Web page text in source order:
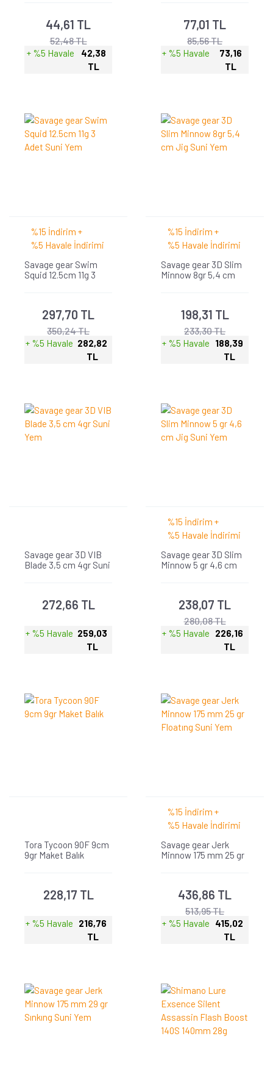
44,61 TL
52,48 TL
+ %5 Havale
42,38
TL
77,01 TL
85,56 TL
+ %5 Havale
73,16
TL
%15 İndirim +
%5 Havale İndirimi
Savage gear Swim
Squid 12.5cm 11g 3
297,70 TL
350,24 TL
+ %5 Havale 282,82
TL
%15 İndirim +
%5 Havale İndirimi
Savage gear 3D Slim
Minnow 8gr 5,4 cm
198,31 TL
233,30 TL
+ %5 Havale
188,39
TL
Savage gear 3D VIB
Blade 3,5 cm 4gr Suni
272,66 TL
+ %5 Havale 259,03
TL
%15 İndirim +
%5 Havale İndirimi
Savage gear 3D Slim
Minnow 5 gr 4,6 cm
238,07 TL
280,08 TL
+ %5 Havale
226,16
TL
Tora Tycoon 90F 9cm
9gr Maket Balık
228,17 TL
+ %5 Havale
216,76
TL
%15 İndirim +
%5 Havale İndirimi
Savage gear Jerk
Minnow 175 mm 25 gr
436,86 TL
513,95 TL
+ %5 Havale
415,02
TL